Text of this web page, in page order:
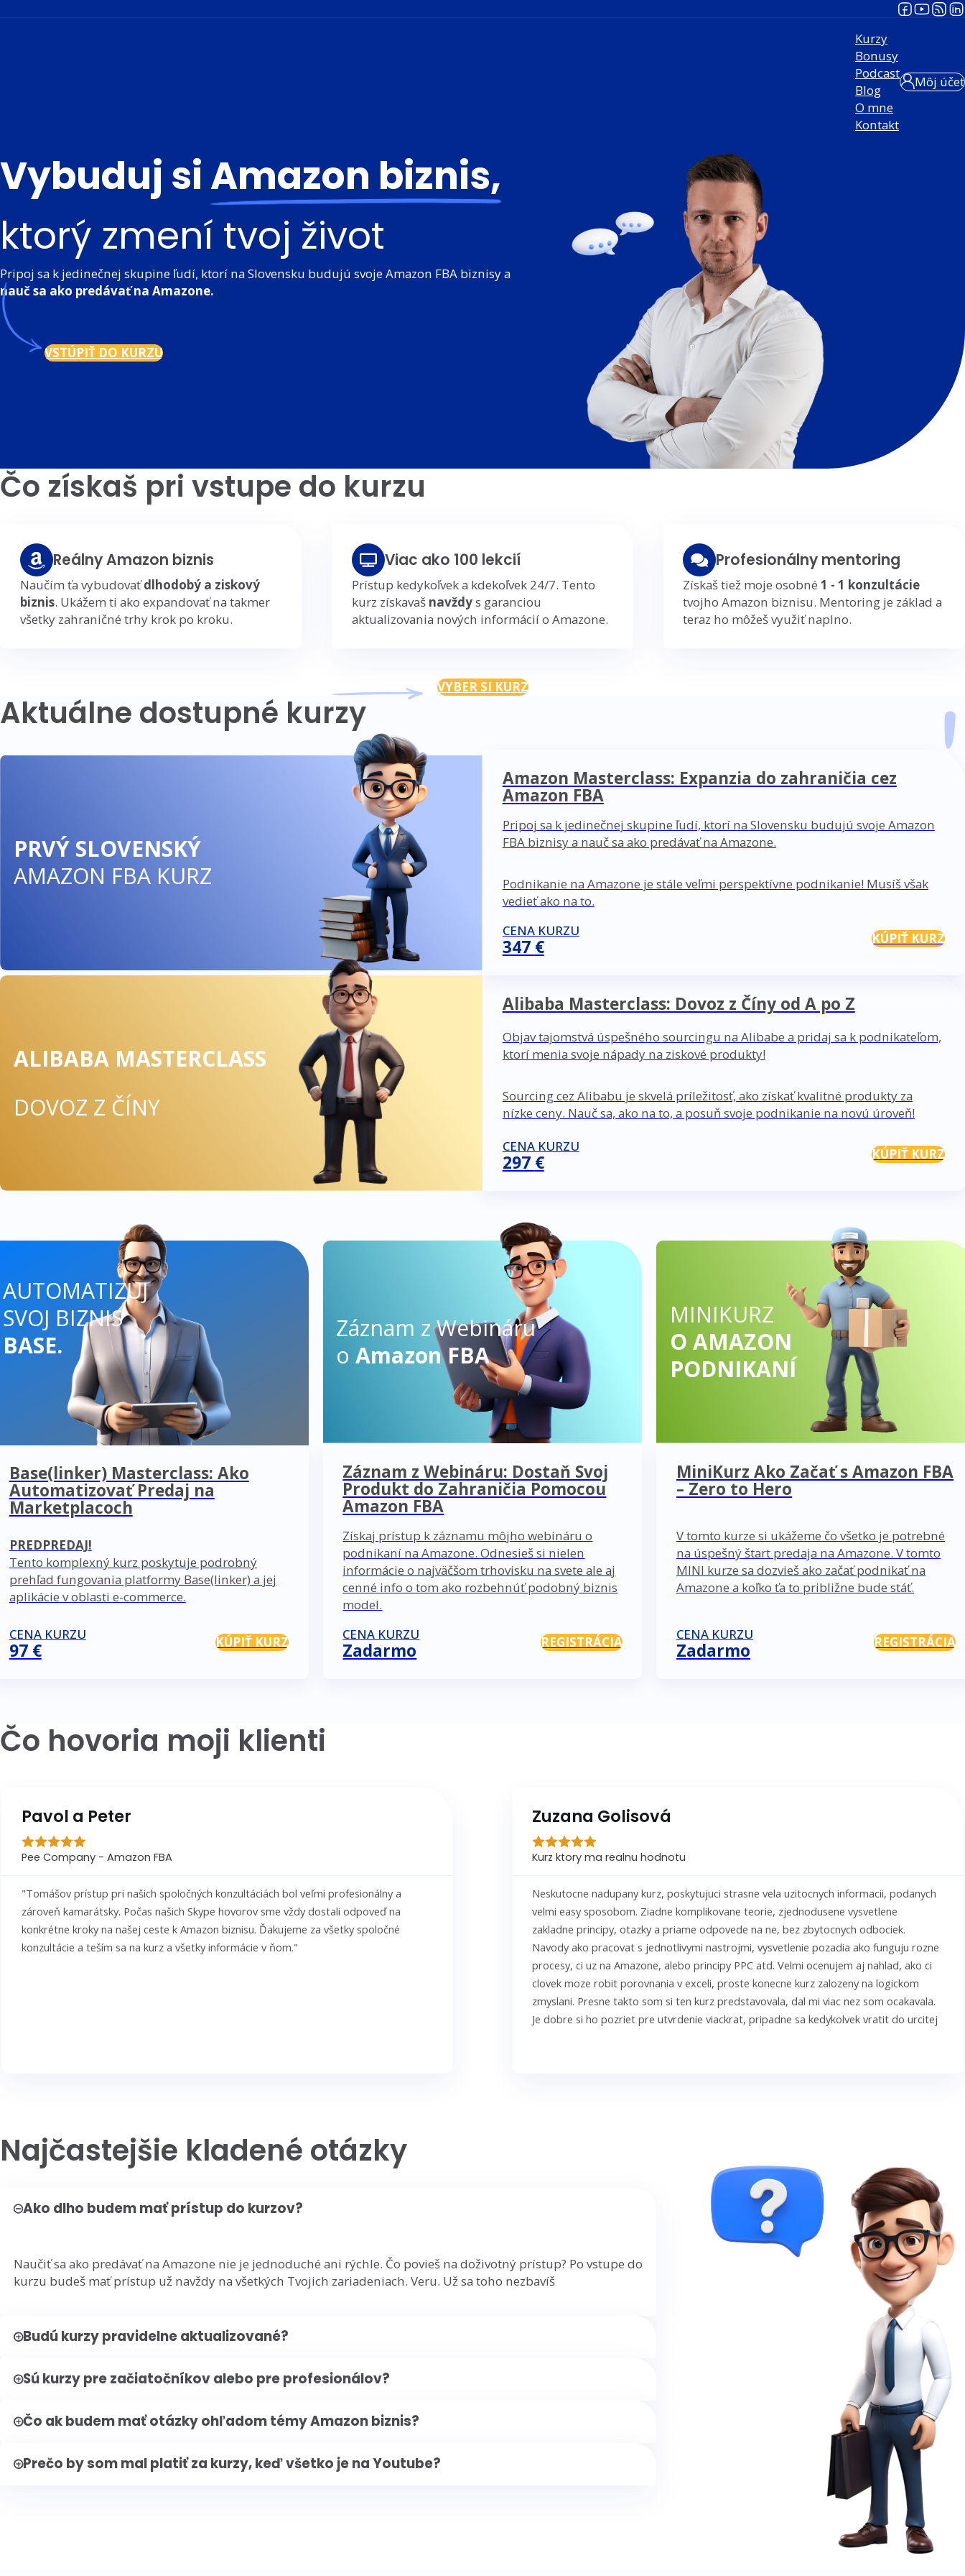
Kurzy
Bonusy
Podcast
Blog
O mne
Kontakt
Môj účet
Vybuduj siAmazon biznis,
ktorý zmení tvoj život
Pripoj sa k jedinečnej skupine ľudí, ktorí na Slovensku budujú svoje Amazon FBA biznisy a
nauč sa ako predávať na Amazone.
VSTÚPIŤ DO KURZU
Čo získaš pri vstupe do kurzu
Reálny Amazon biznis
Naučím ťa vybudovaťdlhodobý a ziskový
biznis. Ukážem ti ako expandovať na takmer
všetky zahraničné trhy krok po kroku.
Viac ako 100 lekcií
Prístup kedykoľvek a kdekoľvek 24/7. Tento
kurz získavaš navždys garanciou
aktualizovania nových informácií o Amazone.
Profesionálny mentoring
Získaš tiež moje osobné1 - 1 konzultácie
tvojho Amazon biznisu. Mentoring je základ a
teraz ho môžeš využiť naplno.
VYBER SI KURZ
Aktuálne dostupné kurzy
PRVÝ SLOVENSKÝ
AMAZON FBA KURZ
Amazon Masterclass: Expanzia do zahraničia cez
Amazon FBA
Pripoj sa k jedinečnej skupine ľudí, ktorí na Slovensku budujú svoje Amazon
FBA biznisy a nauč sa ako predávať na Amazone.
Podnikanie na Amazone je stále veľmi perspektívne podnikanie! Musíš však
vedieť ako na to.
CENA KURZU
347 € KÚPIŤ KURZ
ALIBABA MASTERCLASS
DOVOZ Z ČÍNY
Alibaba Masterclass: Dovoz z Číny od A po Z
Objav tajomstvá úspešného sourcingu na Alibabe a pridaj sa k podnikateľom,
ktorí menia svoje nápady na ziskové produkty!
Sourcing cez Alibabu je skvelá príležitosť, ako získať kvalitné produkty za
nízke ceny. Nauč sa, ako na to, a posuň svoje podnikanie na novú úroveň!
CENA KURZU
297 € KÚPIŤ KURZ
AUTOMATIZUJ
SVOJ BIZNIS
BASE.
Base(linker) Masterclass: Ako
Automatizovať Predaj na
Marketplacoch
PREDPREDAJ!
Tento komplexný kurz poskytuje podrobný
prehľad fungovania platformy Base(linker) a jej
aplikácie v oblasti e-commerce.
CENA KURZU
97 € KÚPIŤ KURZ
Záznam z Webináru
oAmazon FBA
Záznam z Webináru: Dostaň Svoj
Produkt do Zahraničia Pomocou
Amazon FBA
Získaj prístup k záznamu môjho webináru o
podnikaní na Amazone. Odnesieš si nielen
informácie o najväčšom trhovisku na svete ale aj
cenné info o tom ako rozbehnúť podobný biznis
model.
CENA KURZU
Zadarmo REGISTRÁCIA
MINIKURZ
O AMAZON
PODNIKANÍ
MiniKurz Ako Začať s Amazon FBA
– Zero to Hero
V tomto kurze si ukážeme čo všetko je potrebné
na úspešný štart predaja na Amazone. V tomto
MINI kurze sa dozvieš ako začať podnikať na
Amazone a koľko ťa to približne bude stáť.
CENA KURZU
Zadarmo REGISTRÁCIA
Čo hovoria moji klienti
Pavol a Peter
Pee Company - Amazon FBA
"Tomášov prístup pri našich spoločných konzultáciách bol veľmi profesionálny a
zároveň kamarátsky. Počas našich Skype hovorov sme vždy dostali odpoveď na
konkrétne kroky na našej ceste k Amazon biznisu. Ďakujeme za všetky spoločné
konzultácie a teším sa na kurz a všetky informácie v ňom."
Zuzana Golisová
Kurz ktory ma realnu hodnotu
Neskutocne nadupany kurz, poskytujuci strasne vela uzitocnych informacii, podanych
velmi easy sposobom. Ziadne komplikovane teorie, zjednodusene vysvetlene
zakladne principy, otazky a priame odpovede na ne, bez zbytocnych odbociek.
Navody ako pracovat s jednotlivymi nastrojmi, vysvetlenie pozadia ako funguju rozne
procesy, ci uz na Amazone, alebo principy PPC atd. Velmi ocenujem aj nahlad, ako ci
clovek moze robit porovnania v exceli, proste konecne kurz zalozeny na logickom
zmyslani. Presne takto som si ten kurz predstavovala, dal mi viac nez som ocakavala.
Je dobre si ho pozriet pre utvrdenie viackrat, pripadne sa kedykolvek vratit do urcitej
Najčastejšie kladené otázky
Ako dlho budem mať prístup do kurzov?
Naučiť sa ako predávať na Amazone nie je jednoduché ani rýchle. Čo povieš na doživotný prístup? Po vstupe do
kurzu budeš mať prístup už navždy na všetkých Tvojich zariadeniach. Veru. Už sa toho nezbavíš
Budú kurzy pravidelne aktualizované?
Sú kurzy pre začiatočníkov alebo pre profesionálov?
Čo ak budem mať otázky ohľadom témy Amazon biznis?
Prečo by som mal platiť za kurzy, keď všetko je na Youtube?